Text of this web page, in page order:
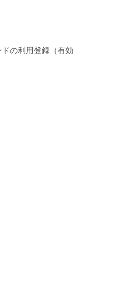
の利用登録（有効